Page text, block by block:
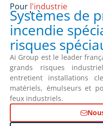
Pour l'industrie navale
Systèmes de
incendie
risques
Ai Group est le leader
grands risques
entretient installations
matériels, émulseurs et
feux industriels.